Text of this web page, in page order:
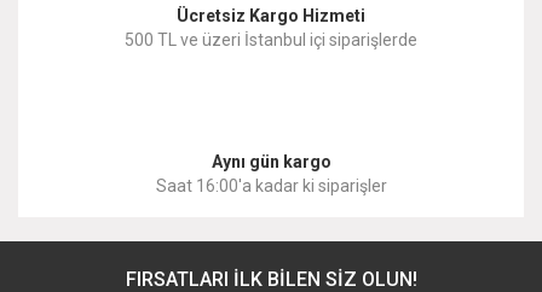
Ücretsiz Kargo Hizmeti
500 TL ve üzeri İstanbul içi siparişlerde
Aynı gün kargo
Saat 16:00'a kadar ki siparişler
FIRSATLARI İLK BİLEN SİZ OLUN!